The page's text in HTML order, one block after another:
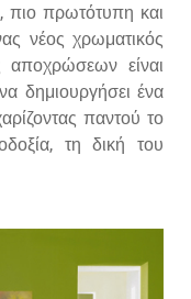
πιο πρωτότυπη και
νέος χρωματικός
είναι
δημιουργήσει ένα
παντού το
τη δική του